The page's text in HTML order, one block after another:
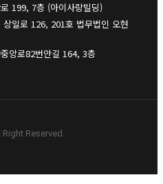
199, 7층 (아이사랑빌딩)
일로 126, 201호 법무법인 오현
앙로82번안길 164, 3층
Reserved.